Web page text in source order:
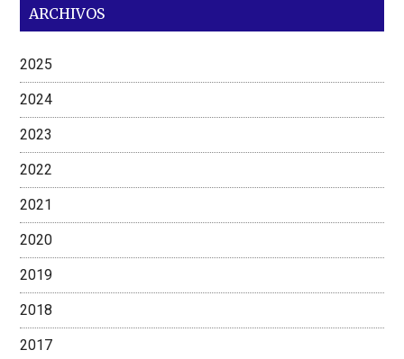
ARCHIVOS
2025
2024
2023
2022
2021
2020
2019
2018
2017